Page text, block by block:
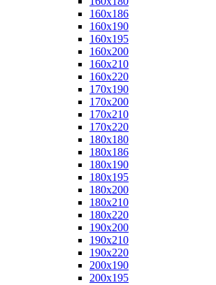
160x186
160x190
160x195
160x200
160x210
160x220
170x190
170x200
170x210
170x220
180x180
180x186
180x190
180x195
180x200
180x210
180x220
190x200
190x210
190x220
200x190
200x195